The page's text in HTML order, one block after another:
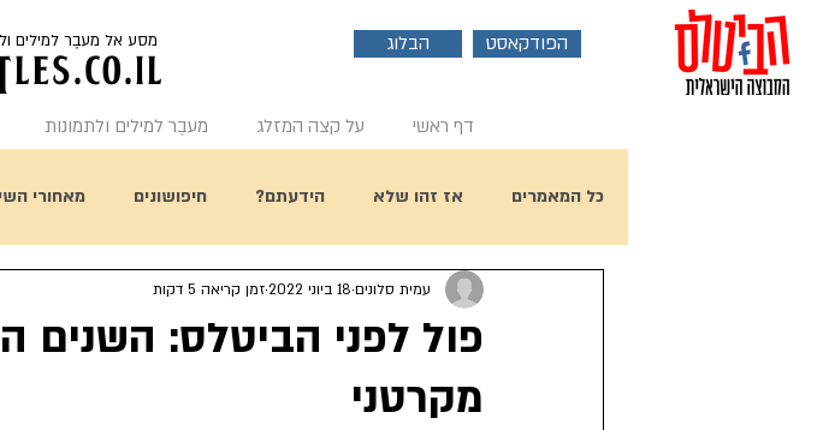
הבלוג הפודקאסט מסע אל מעבֶר למילים
דף ראשי על קצה המזלג מעבֶר למילים ולתמונות
כל המאמרים אז זהו שלא הידעתם? חיפושונים מאחורי
פוסט אורח ראיון עם ביל הארי תחשבו על זה
יום הולדת 80 לפול מקרטני
פול לפני הביטלס: השנים
מקרטני
עמית סלונים 18 ביוני 2022 זמן קריאה 5 דקות